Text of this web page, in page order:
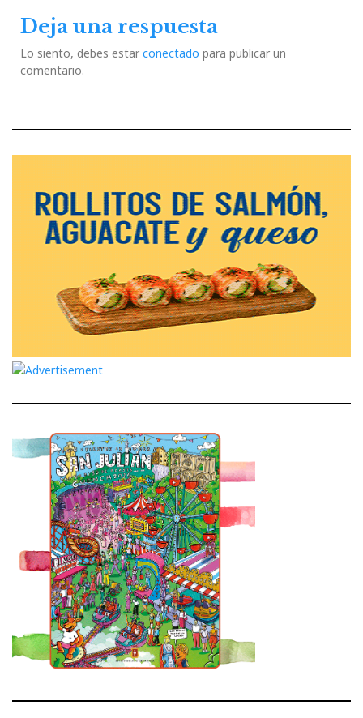
Deja una respuesta
Lo siento, debes estar conectado para publicar un
comentario.